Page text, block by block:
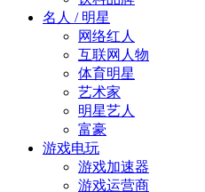
名人 / 明星
网络红人
互联网人物
体育明星
艺术家
明星艺人
富豪
游戏电玩
游戏加速器
游戏运营商